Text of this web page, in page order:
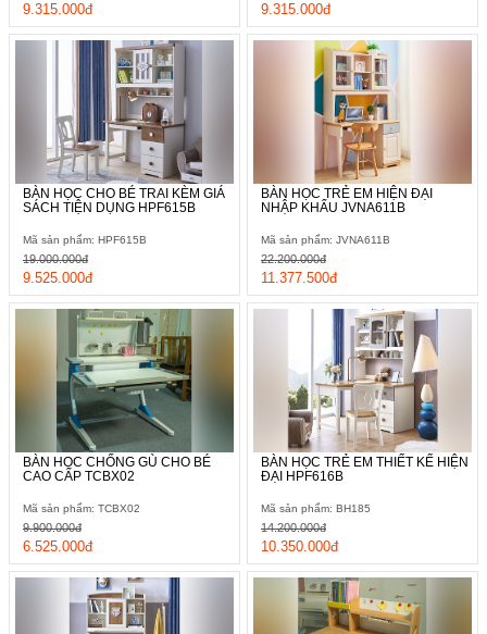
9.315.000đ 9.315.000đ
BÀN HỌC CHO BÉ TRAI KÈM GIÁ
SÁCH TIỆN DỤNG HPF615B
Mã sản phẩm: HPF615B
9.525.000đ
19.000.000đ
BÀN HỌC TRẺ EM HIỆN ĐẠI
NHẬP KHẨU JVNA611B
Mã sản phẩm: JVNA611B
11.377.500đ
22.200.000đ
BÀN HỌC CHỐNG GÙ CHO BÉ
CAO CẤP TCBX02
Mã sản phẩm: TCBX02
6.525.000đ
9.900.000đ
BÀN HỌC TRẺ EM THIẾT KẾ HIỆN
ĐẠI HPF616B
Mã sản phẩm: BH185
10.350.000đ
14.200.000đ